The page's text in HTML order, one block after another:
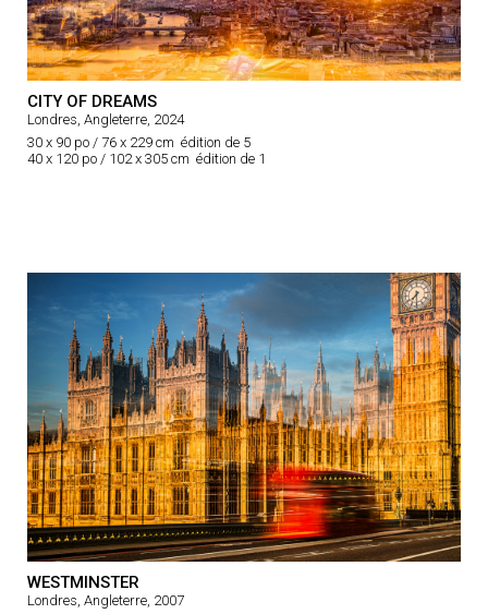
CITY OF DREAMS
Londres, Angleterre, 2024
30 x 90 po / 76 x 229 cm édition de 5
40 x 120 po / 102 x 305 cm édition de 1
WESTMINSTER
Londres, Angleterre, 2007